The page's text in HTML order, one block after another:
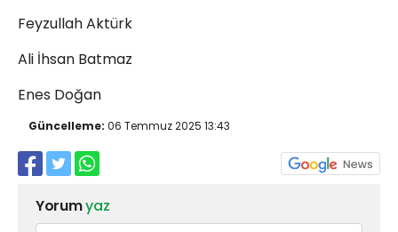
Feyzullah Aktürk
Ali İhsan Batmaz
Enes Doğan
Güncelleme: 06 Temmuz 2025 13:43
Yorumyaz